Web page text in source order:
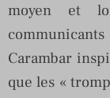
moyen et
Carambar
que les «